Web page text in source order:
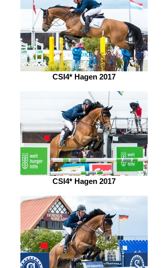
CSI4* Hagen 2017
CSI4* Hagen 2017